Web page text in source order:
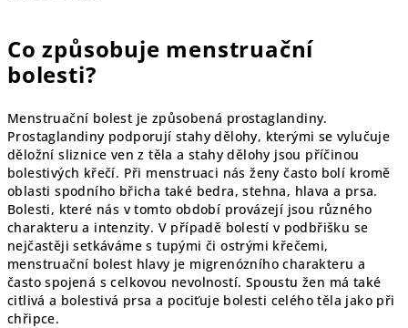
Co způsobuje menstruační
bolesti?
Menstruační bolest je způsobená prostaglandiny.
Prostaglandiny podporují stahy dělohy, kterými se vylučuje
děložní sliznice ven z těla a stahy dělohy jsou příčinou
bolestivých křečí. Při menstruaci nás ženy často bolí kromě
oblasti spodního břicha také bedra, stehna, hlava a prsa.
Bolesti, které nás v tomto období provázejí jsou různého
charakteru a intenzity. V případě bolestí v podbřišku se
nejčastěji setkáváme s tupými či ostrými křečemi,
menstruační bolest hlavy je migrenózního charakteru a
často spojená s celkovou nevolností. Spoustu žen má také
citlivá a bolestivá prsa a pociťuje bolesti celého těla jako při
chřipce.